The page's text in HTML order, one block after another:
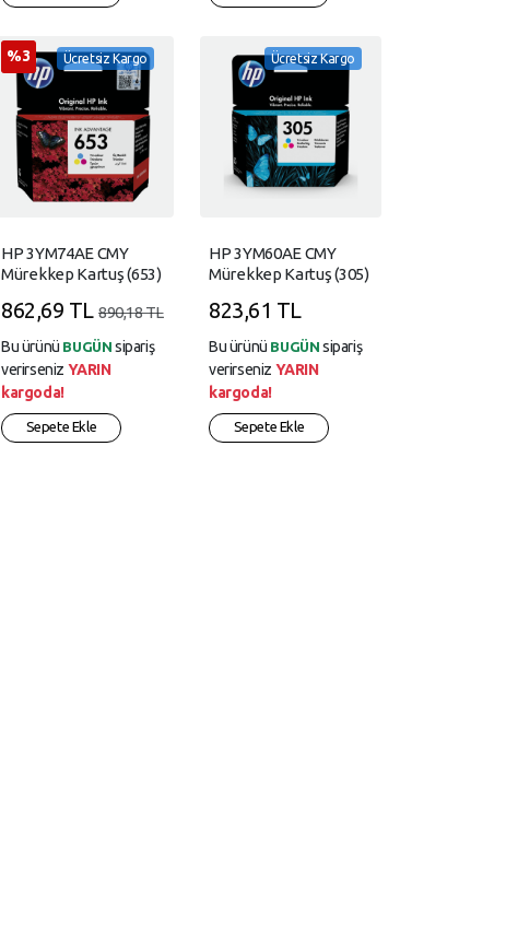
Ücretsiz Kargo
HP 3YM74AE CMY
Mürekkep Kartuş (653)
%3
862,69 TL 890,18 TL
Bu ürünü BUGÜN sipariş
verirseniz YARIN
kargoda!
Sepete Ekle
Ücretsiz Kargo
HP 3YM60AE CMY
Mürekkep Kartuş (305)
823,61 TL
Bu ürünü BUGÜN sipariş
verirseniz YARIN
kargoda!
Sepete Ekle